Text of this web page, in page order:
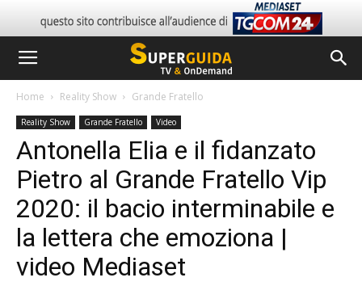
Home Reality Show Grande Fratello
Reality Show Grande Fratello Video
Antonella Elia e il fidanzato
Pietro al Grande Fratello Vip
2020: il bacio interminabile e
la lettera che emoziona |
video Mediaset